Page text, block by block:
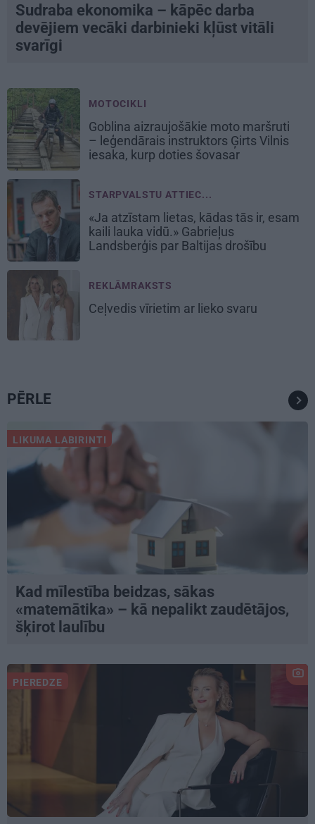
Sudraba ekonomika – kāpēc darba
devējiem vecāki darbinieki kļūst vitāli
svarīgi
MOTOCIKLI
Goblina aizraujošākie moto maršruti
– leģendārais instruktors Ģirts Vilnis
iesaka, kurp doties šovasar
STARPVALSTU ATTIEC...
«Ja atzīstam lietas, kādas tās ir, esam
kaili lauka vidū.» Gabrieļus
Landsberģis par Baltijas drošību
REKLĀMRAKSTS
Ceļvedis vīrietim ar lieko svaru
PĒRLE
LIKUMA LABIRINTI
Kad mīlestība beidzas, sākas
«matemātika» – kā nepalikt zaudētājos,
šķirot laulību
PIEREDZE